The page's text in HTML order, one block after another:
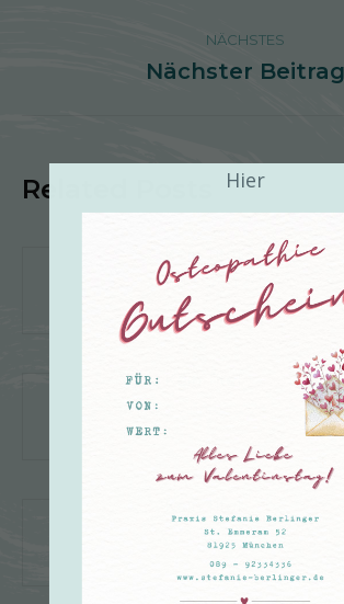
NÄCHSTES
Nächster
Nächster Beitrag
Related Posts
Kein Titel
15. Februar 2026
27. Juli 2025
Hier